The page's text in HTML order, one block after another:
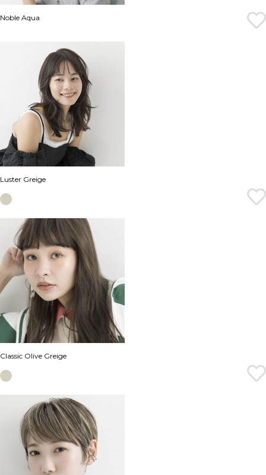
Noble Aqua
Luster Greige
Classic Olive Greige